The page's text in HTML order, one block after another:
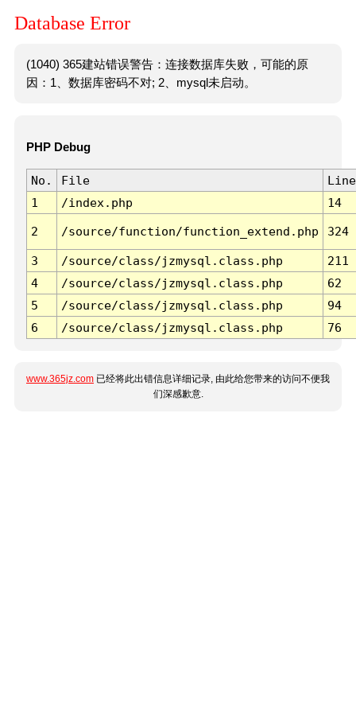
Database Error
(1040) 365建站错误警告：连接数据库失败，可能的原
因：1、数据库密码不对; 2、mysql未启动。
PHP Debug
No. File
Line
1
/index.php 14
2 /source/function/function_extend.php 324
3 /source/class/jzmysql.class.php
211
4
/source/class/jzmysql.class.php
62
5
/source/class/jzmysql.class.php
94
6
/source/class/jzmysql.class.php 76
www.365jz.com 已经将此出错信息详细记录, 由此给您带来的访问不便我
们深感歉意.